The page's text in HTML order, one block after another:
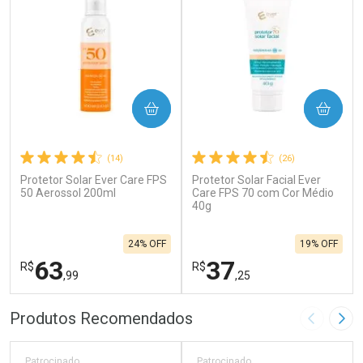
(14)
Protetor Solar Ever Care FPS
50 Aerossol 200ml
R$63,99
24% OFF
COMPRAR
FECHAR
FECHAR
(26)
Protetor Solar Facial Ever
Care FPS 70 com Cor Médio
40g
R$37,25
19% OFF
COMPRAR
Produtos Recomendados Imagem